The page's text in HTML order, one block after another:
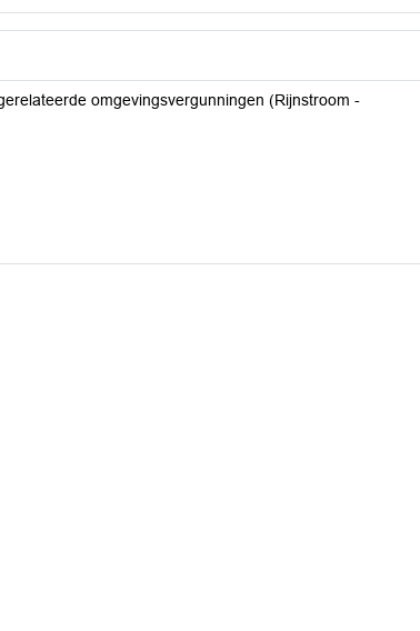
omgevingsvergunningen (Rijnstroom -